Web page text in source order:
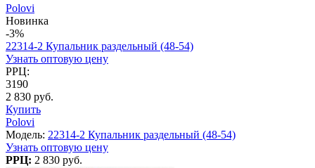
Polovi
Новинка
-3%
22314-2 Купальник раздельный (48-54)
Узнать оптовую цену
РРЦ:
3190
2 830 руб.
Купить
Polovi
Модель: 22314-2 Купальник раздельный (48-54)
Узнать оптовую цену
РРЦ: 2 830 руб.